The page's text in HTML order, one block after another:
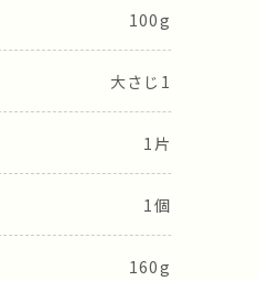
100g
大さじ1
1片
1個
160g